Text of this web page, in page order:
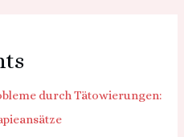
durch Tätowierungen: